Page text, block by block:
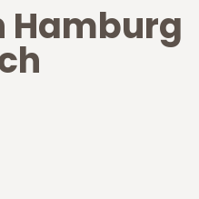
Hamburg